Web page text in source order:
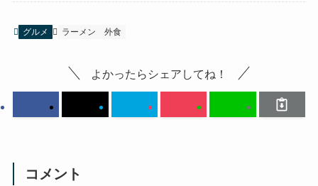
グルメ ラーメン 外食
よかったらシェアしてね！
コメント